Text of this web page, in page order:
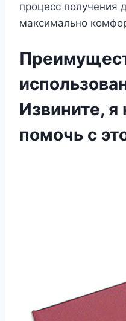
процесс получения
максимально
Извините, я
помочь с